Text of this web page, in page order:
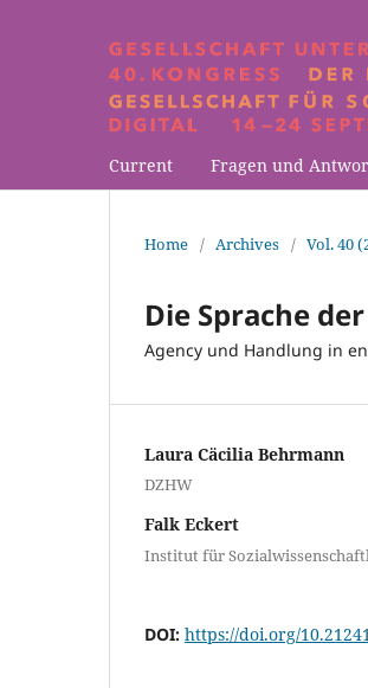
Current Fragen und
Home / Archives / Vol. 40
Die Sprache
Agency und Handlung in
Laura Cäcilia Behrmann
DZHW
Falk Eckert
Institut für
DOI: https://doi.org/